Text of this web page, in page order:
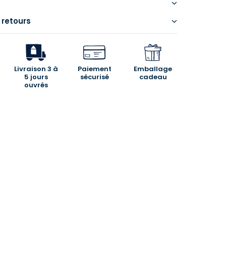
retours
Livraison 3 à
5 jours
ouvrés
Paiement
sécurisé
Emballage
cadeau